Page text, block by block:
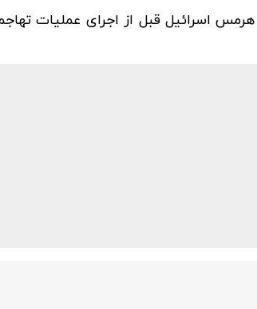
اسرائیل قبل از اجرای عملیات